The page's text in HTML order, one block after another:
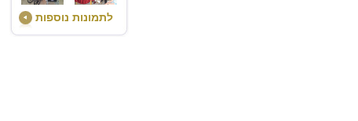
לתמונות נוספות